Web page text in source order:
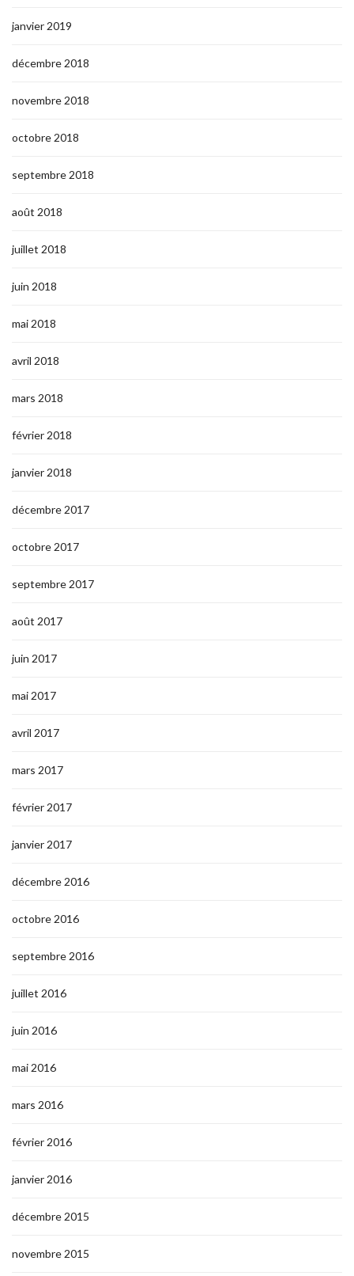
janvier 2019
décembre 2018
novembre 2018
octobre 2018
septembre 2018
août 2018
juillet 2018
juin 2018
mai 2018
avril 2018
mars 2018
février 2018
janvier 2018
décembre 2017
octobre 2017
septembre 2017
août 2017
juin 2017
mai 2017
avril 2017
mars 2017
février 2017
janvier 2017
décembre 2016
octobre 2016
septembre 2016
juillet 2016
juin 2016
mai 2016
mars 2016
février 2016
janvier 2016
décembre 2015
novembre 2015